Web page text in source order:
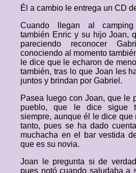
Él a cambio le entrega un CD
Cuando llegan al camping
también Enric y su hijo Joan,
pareciendo reconocer
conociendo al momento
le dice que le echaron de
también, tras lo que Joan les
juntos y brindan por Gabriel.
Pasea luego con Joan, que le
pueblo, que le dice sigue
siempre, aunque él le dice que
tanto, pues se ha dado
muchacha en el bar vestida
que es su novia.
Joan le pregunta si de
pues notó cuando saludaba a